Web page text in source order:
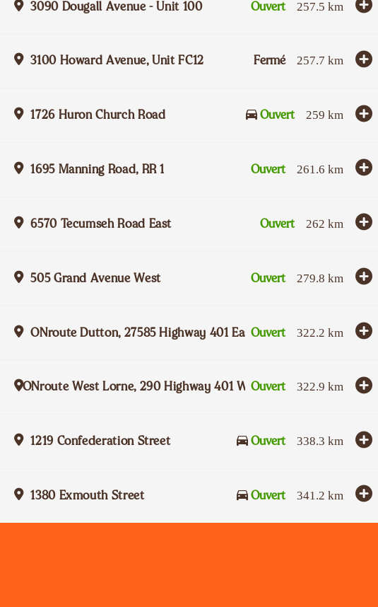
3090 Dougall Avenue - Unit 100 Ouvert 257.5 km
3100 Howard Avenue, Unit FC12 Fermé 257.7 km
1726 Huron Church Road Ouvert 259 km
1695 Manning Road, RR 1 Ouvert 261.6 km
6570 Tecumseh Road East Ouvert 262 km
505 Grand Avenue West Ouvert 279.8 km
ONroute Dutton, 27585 Highway 401 Eastbound
Ouvert 322.2 km
ONroute West Lorne, 290 Highway 401 Westbound
Ouvert 322.9 km
1219 Confederation Street Ouvert 338.3 km
1380 Exmouth Street Ouvert 341.2 km